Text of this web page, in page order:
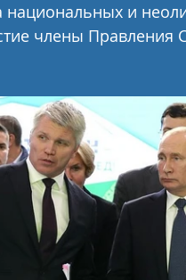
и
члены